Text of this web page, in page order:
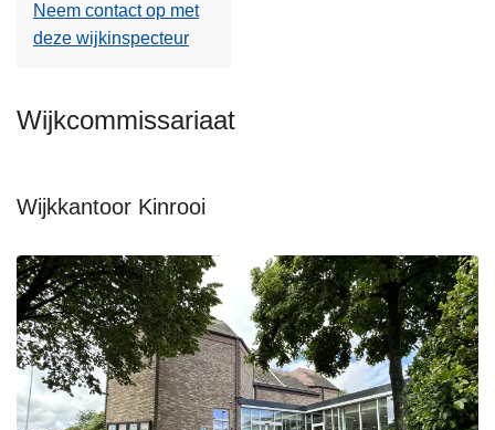
Neem contact op met
deze wijkinspecteur
Wijkcommissariaat
Wijkkantoor Kinrooi